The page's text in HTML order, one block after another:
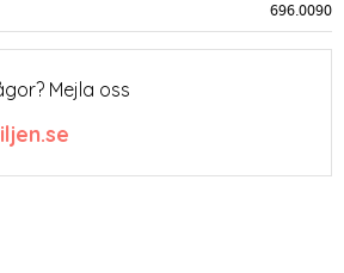
696.0090
Mejla oss